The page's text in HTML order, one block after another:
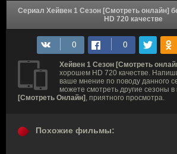
Сериал Хейвен 1 Сезон [Смотреть онлайн]
HD 720 качестве
Хейвен 1 Сезон [Смотреть
хорошем HD 720 качестве.
ваше мнение по поводу данного
можете смотреть другие сезоны в
[Смотреть Онлайн] , приятного просмотра.
Похожие фильмы: